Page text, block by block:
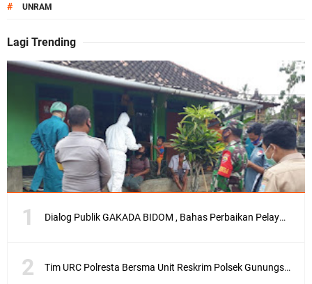
# UNRAM
Lagi Trending
Dialog Publik GAKADA BIDOM , Bahas Perbaikan Pelayanan Medis di NTB
Tim URC Polresta Bersma Unit Reskrim Polsek Gunungsari Tangkap Pelaku Curanmor